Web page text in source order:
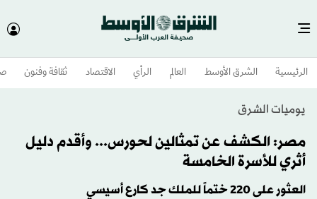
الرئيسية الشرق الأوسط​ العالم الرأي الاقتصاد ثقافة وفنون
يوميات الشرق
مصر: الكشف عن تمثالين لحورس... وأقدم دليل
أثري للأسرة الخامسة
العثور على 220 ختماً للملك جد كارع أسيسي